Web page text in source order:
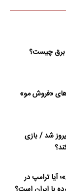
برق چیست؟
«فروش مو»
شد / بازی
آیا ترامپ در